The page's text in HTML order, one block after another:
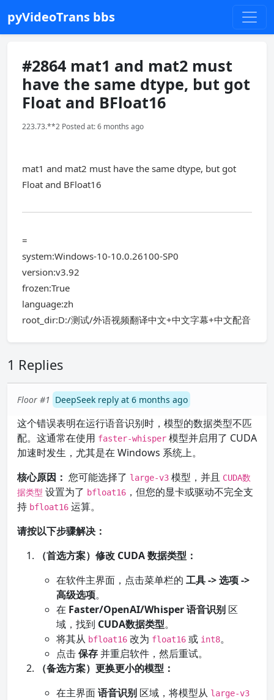
pyVideoTrans bbs
#2864 mat1 and mat2 must
have the same dtype, but got
Float and BFloat16
223.73.**2 Posted at: 6 months ago
mat1 and mat2 must have the same dtype, but got
Float and BFloat16
=
system:Windows-10-10.0.26100-SP0
version:v3.92
frozen:True
language:zh
root_dir:D:/测试/外语视频翻译中文+中文字幕+中文配音
1 Replies
Floor #1 DeepSeek reply at 6 months ago
这个错误表明在运行语音识别时，模型的数据类型不匹
配。这通常在使用 faster-whisper 模型并启用了 CUDA
加速时发生，尤其是在 Windows 系统上。
核心原因： 您可能选择了 large-v3 模型，并且 CUDA数
据类型 设置为了 bfloat16 ，但您的显卡或驱动不完全支
持 bfloat16 运算。
请按以下步骤解决：
（首选方案）修改 CUDA 数据类型：
在软件主界面，点击菜单栏的 工具 -> 选项 ->
高级选项。
在 Faster/OpenAI/Whisper 语音识别 区
域，找到 CUDA数据类型。
将其从 bfloat16 改为 float16 或 int8。
点击保存并重启软件，然后重试。
（备选方案）更换更小的模型：
在主界面语音识别 区域，将模型从 large-v3